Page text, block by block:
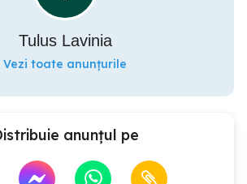
Tulus Lavinia
Vezi toate anunțurile
anunțul pe